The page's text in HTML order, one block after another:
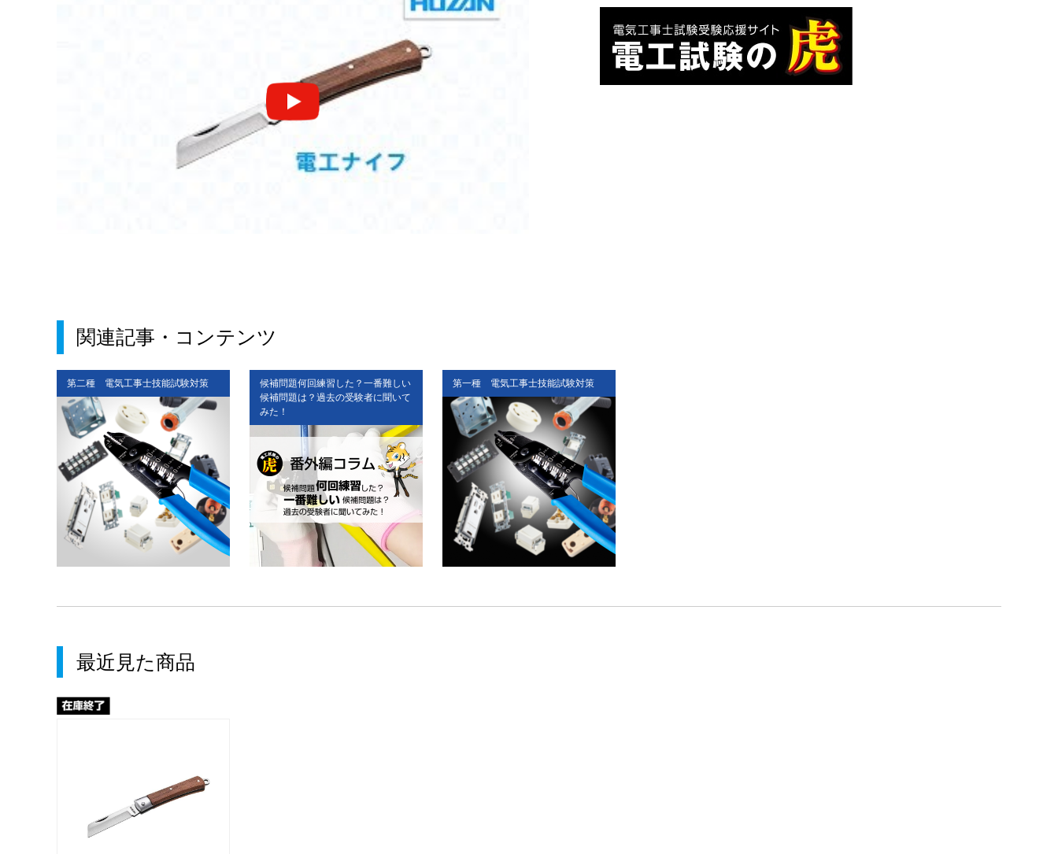
関連記事・コンテンツ
第二種 電気工事士技能試験対策
候補問題何回練習した？一番難しい
候補問題は？過去の受験者に聞いて
みた！
第一種 電気工事士技能試験対策
最近見た商品